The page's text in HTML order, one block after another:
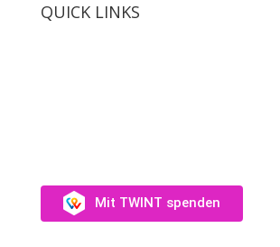
QUICK LINKS
Mit TWINT spenden